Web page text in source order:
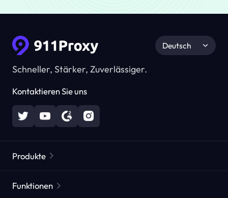
Schneller, Stärker, Zuverlässiger.
Kontaktieren Sie uns
Deutsch
Produkte
Funktionen